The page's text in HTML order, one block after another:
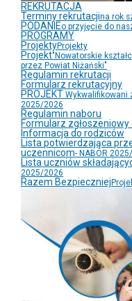
REKRUTACJA
Terminy rekrutacjina rok
PODANIEo przyjęcie do
PROGRAMY
ProjektyProjekty
Projekt"Nowatorskie
przez Powiat Niżański"
Regulamin rekrutacji
Formularz rekrutacyjny
PROJEKT Wykwalifikowani
2025/2026
Regulamin naboru
Formularz
Informacja do rodziców
Lista potwierdzająca
uczennicom- NABÓR
Lista uczniów
2025/2026
Razem Bezpieczniej